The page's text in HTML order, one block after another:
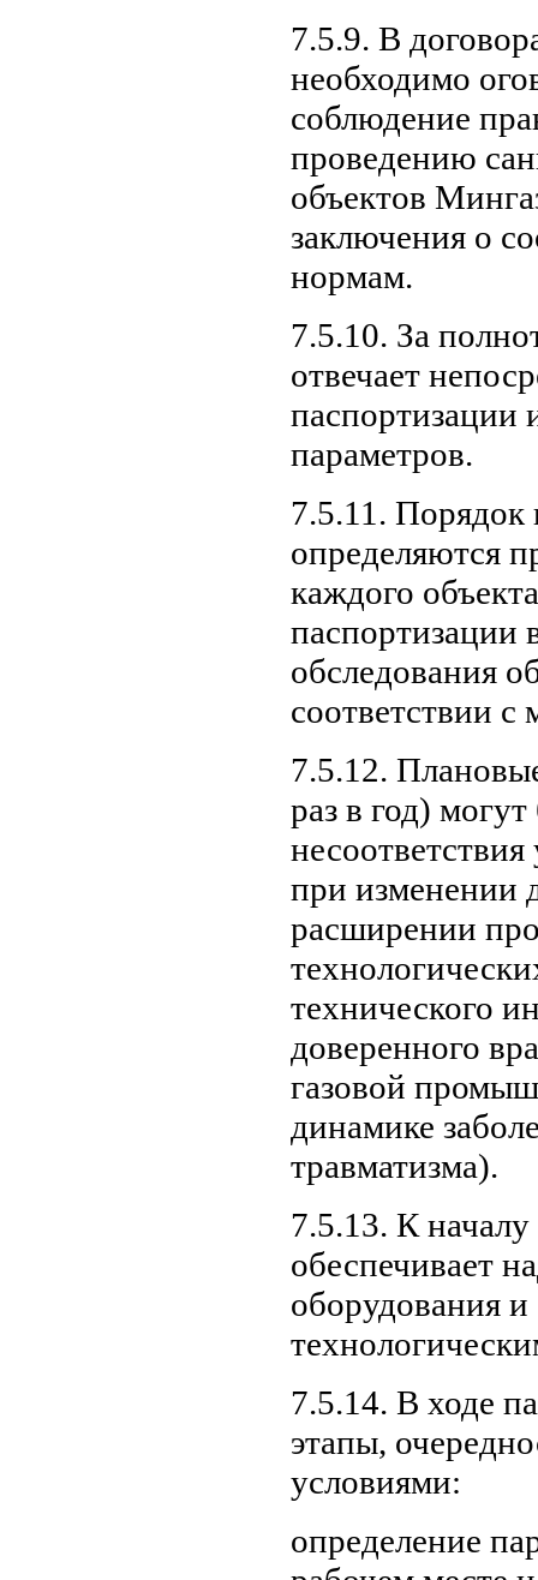
7.5.9. В
необходимо
соблюдение
проведению
объектов
заключения о
нормам.
7.5.10. За
отвечает
паспортизации
параметров.
7.5.11. Порядок
определяются
каждого
паспортизации
обследования
соответствии с
7.5.12.
раз в год)
при изменении
расширении
технического
доверенного
газовой
динамике
травматизма).
7.5.13. К началу
обеспечивает
оборудования
7.5.14. В ходе
этапы,
условиями:
определение